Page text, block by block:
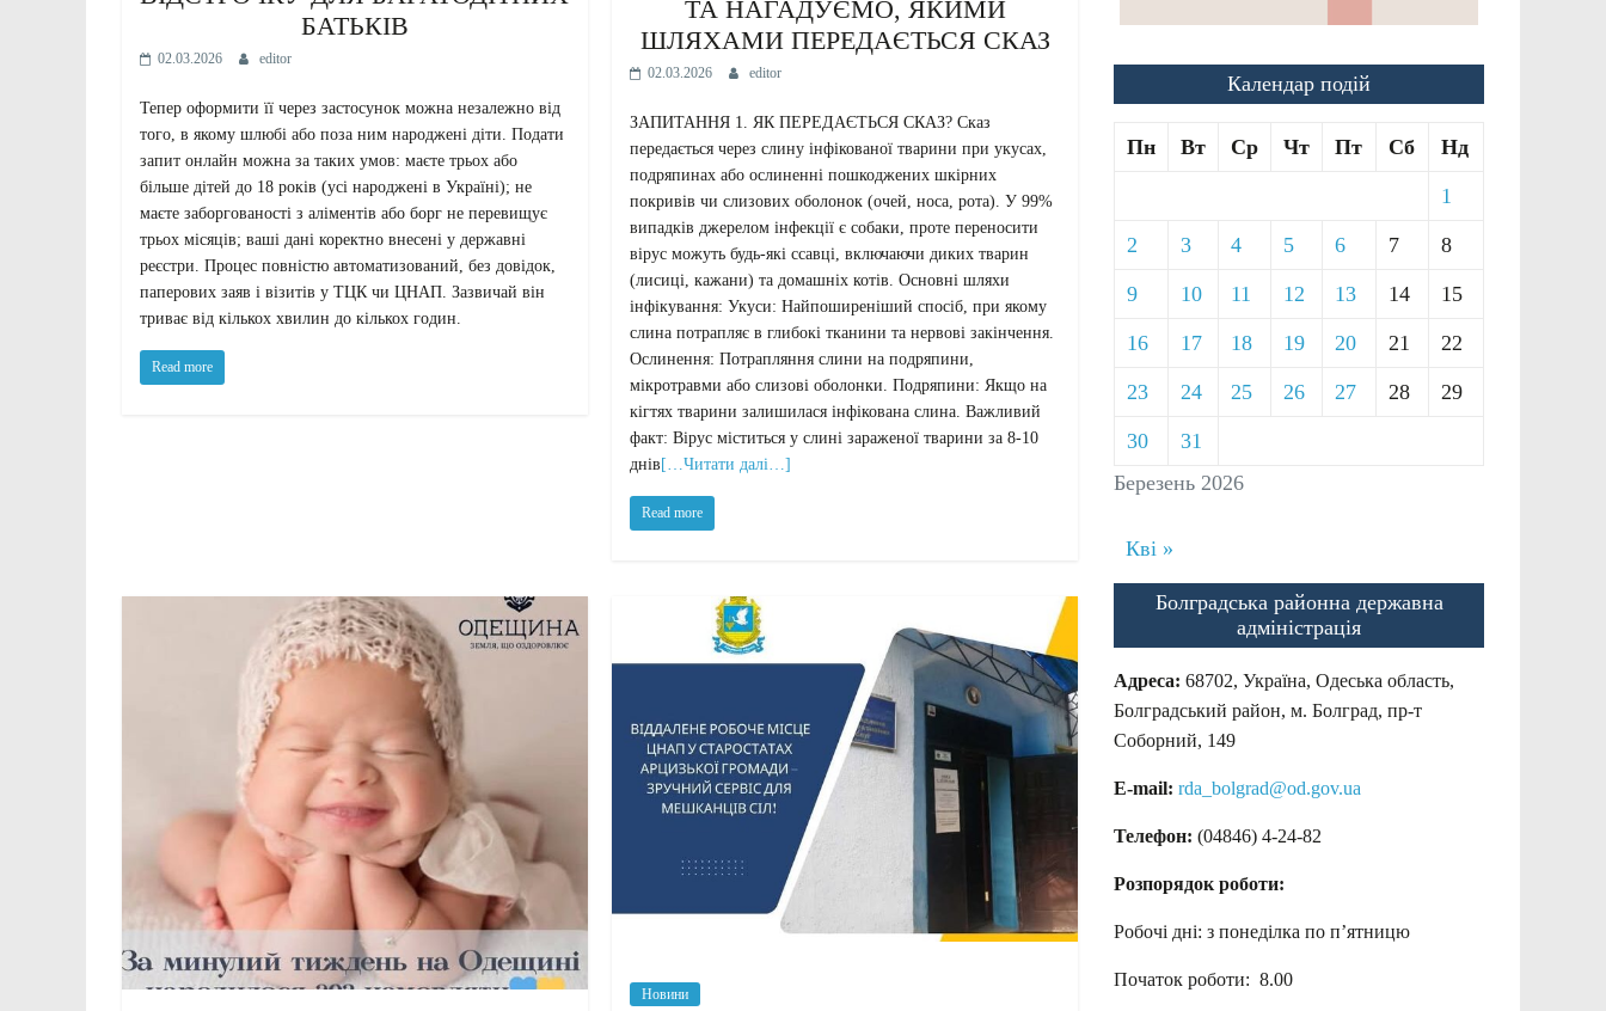
БАТЬКІВ
02.03.2026 editor
Тепер оформити її через застосунок можна незалежно від
того, в якому шлюбі або поза ним народжені діти. Подати
запит онлайн можна за таких умов: маєте трьох або
більше дітей до 18 років (усі народжені в Україні); не
маєте заборгованості з аліментів або борг не перевищує
трьох місяців; ваші дані коректно внесені у державні
реєстри. Процес повністю автоматизований, без довідок,
паперових заяв і візитів у ТЦК чи ЦНАП. Зазвичай він
триває від кількох хвилин до кількох годин.
Read more
ТА НАГАДУЄМО, ЯКИМИ
ШЛЯХАМИ ПЕРЕДАЄТЬСЯ СКАЗ
02.03.2026 editor
ЗАПИТАННЯ 1. ЯК ПЕРЕДАЄТЬСЯ СКАЗ? Сказ
передається через слину інфікованої тварини при укусах,
подряпинах або ослиненні пошкоджених шкірних
покривів чи слизових оболонок (очей, носа, рота). У 99%
випадків джерелом інфекції є собаки, проте переносити
вірус можуть будь-які ссавці, включаючи диких тварин
(лисиці, кажани) та домашніх котів. Основні шляхи
інфікування: Укуси: Найпоширеніший спосіб, при якому
слина потрапляє в глибокі тканини та нервові закінчення.
Ослинення: Потрапляння слини на подряпини,
мікротравми або слизові оболонки. Подряпини: Якщо на
кігтях тварини залишилася інфікована слина. Важливий
факт: Вірус міститься у слині зараженої тварини за 8-10
днів […Читати далі…]
Read more
Новини
Календар подій
Березень 2026
Пн Вт Ср Чт Пт Сб Нд
1
2 3 4 5 6 7 8
9 10 11 12 13 14 15
16 17 18 19 20 21 22
23 24 25 26 27 28 29
30 31
Кві »
Болградська районна державна
адміністрація
Адреса: 68702, Україна, Одеська область,
Болградський район, м. Болград, пр-т
Соборний, 149
E-mail: rda_bolgrad@od.gov.ua
Телефон: (04846) 4-24-82
Розпорядок роботи:
Робочі дні: з понеділка по п’ятницю
Початок роботи: 8.00